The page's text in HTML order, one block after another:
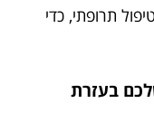
תרופתי, כדי
בעזרת